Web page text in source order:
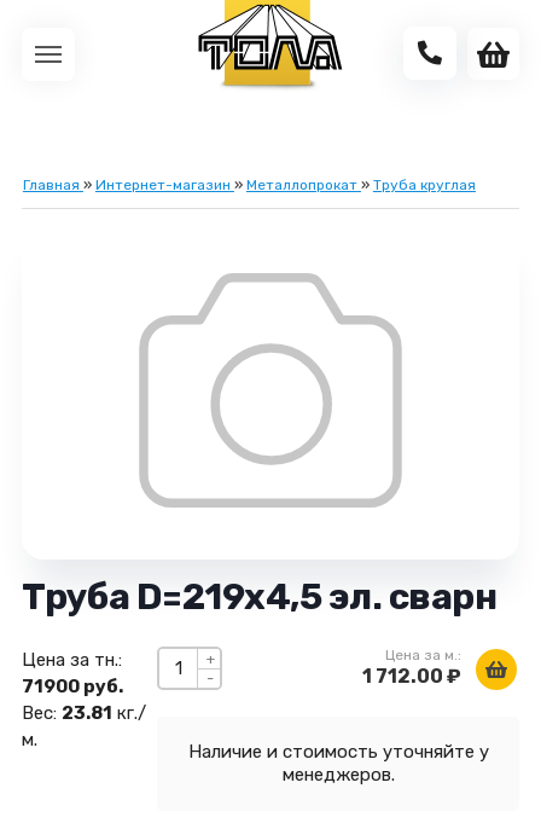
Главная » Интернет-магазин » Металлопрокат » Труба круглая
Труба D=219х4,5 эл. сварн
-
+ Цена за м.:
1 712.00 ₽
Наличие и стоимость уточняйте у
менеджеров.
Цена за тн.:
71900 руб.
Вес: 23.81 кг./
м.